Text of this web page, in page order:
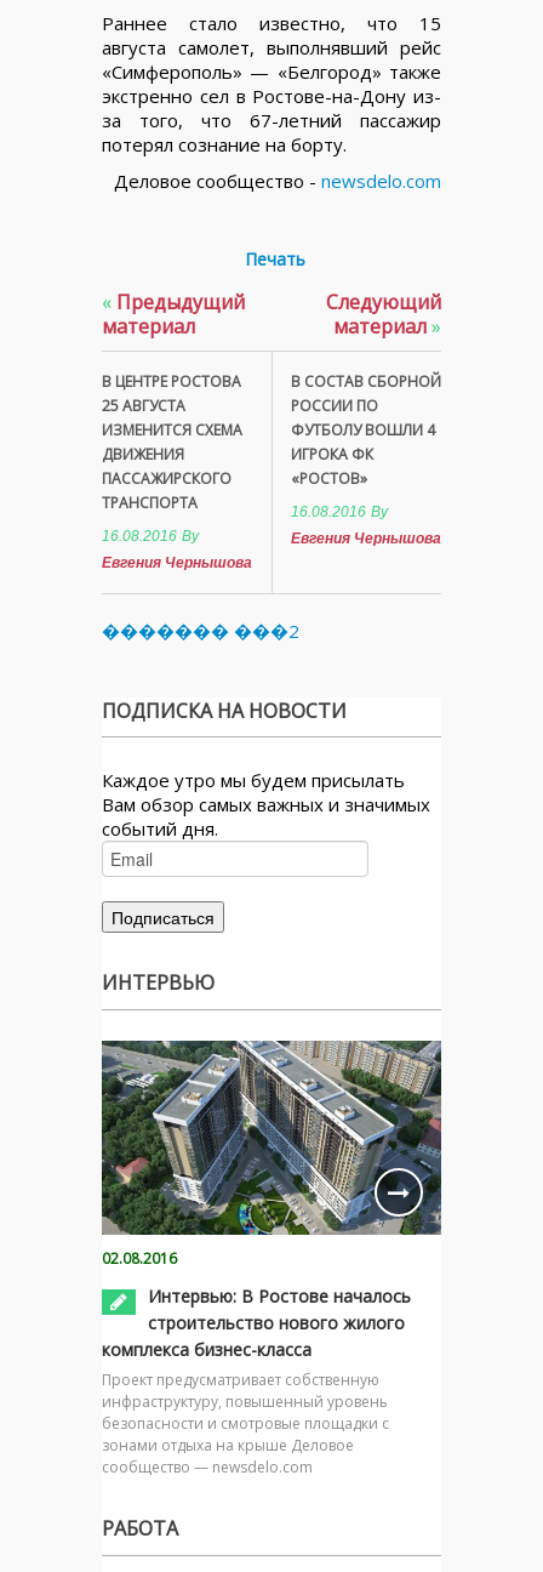
Раннее стало известно, что 15
августа самолет, выполнявший рейс
«Симферополь» — «Белгород» также
экстренно сел в Ростове-на-Дону из-
за того, что 67-летний пассажир
потерял сознание на борту.
Деловое сообщество - newsdelo.com
Печать
« Предыдущий
материал
В ЦЕНТРЕ РОСТОВА
25 АВГУСТА
ИЗМЕНИТСЯ СХЕМА
ДВИЖЕНИЯ
ПАССАЖИРСКОГО
ТРАНСПОРТА
16.08.2016 By
Евгения Чернышова
Следующий
материал»
В СОСТАВ СБОРНОЙ
РОССИИ ПО
ФУТБОЛУ ВОШЛИ 4
ИГРОКА ФК
«РОСТОВ»
16.08.2016 By
Евгения Чернышова
������� ���2
ПОДПИСКА НА НОВОСТИ
Каждое утро мы будем присылать
Вам обзор самых важных и значимых
событий дня.
ИНТЕРВЬЮ
02.08.2016
Интервью: В Ростове началось
строительство нового жилого
комплекса бизнес-класса
Проект предусматривает собственную
инфраструктуру, повышенный уровень
безопасности и смотровые площадки с
зонами отдыха на крыше Деловое
сообщество — newsdelo.com
РАБОТА